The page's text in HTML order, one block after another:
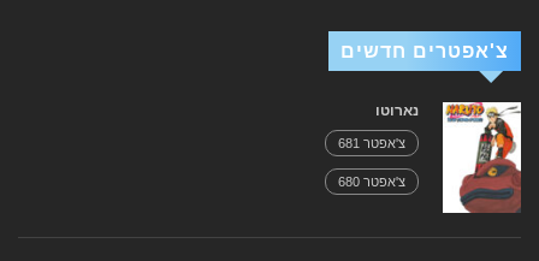
צ'אפטרים חדשים
נארוטו
צ'אפטר 681
צ'אפטר 680